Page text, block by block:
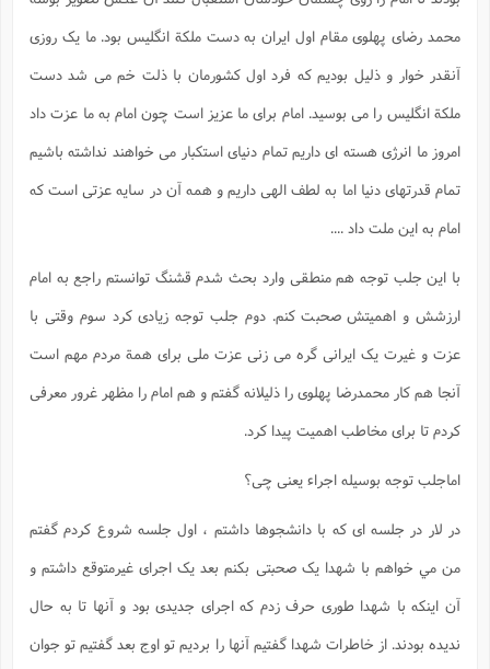
محمد رضای پهلوی مقام اول ایران به دست ملکة انگلیس بود. ما یک روزی
آنقدر خوار و ذلیل بودیم که فرد اول کشورمان با ذلت خم می شد دست
ملکة انگلیس را می بوسید. امام برای ما عزیز است چون امام به ما عزت داد
امروز ما انرژی هسته ای داریم تمام دنیای استکبار می خواهند نداشته باشیم
تمام قدرتهای دنیا اما به لطف الهی داریم و همه آن در سایه عزتی است که
امام به این ملت داد ....
با این جلب توجه هم منطقی وارد بحث شدم قشنگ توانستم راجع به امام
ارزشش و اهمیتش صحبت کنم. دوم جلب توجه زیادی کرد سوم وقتی با
عزت و غیرت یک ایرانی گره می زنی عزت ملی برای همة مردم مهم است
آنجا هم کار محمدرضا پهلوی را ذلیلانه گفتم و هم امام را مظهر غرور معرفی
کردم تا برای مخاطب اهمیت پیدا کرد.
اماجلب توجه بوسیله اجراء یعنی چی؟
در لار در جلسه ای که با دانشجوها داشتم ، اول جلسه شروع کردم گفتم
من مي خواهم با شهدا یک صحبتی بکنم بعد یک اجرای غیرمتوقع داشتم و
آن اینکه با شهدا طوری حرف زدم که اجرای جدیدی بود و آنها تا به حال
ندیده بودند. از خاطرات شهدا گفتیم آنها را بردیم تو اوج بعد گفتیم تو جوان